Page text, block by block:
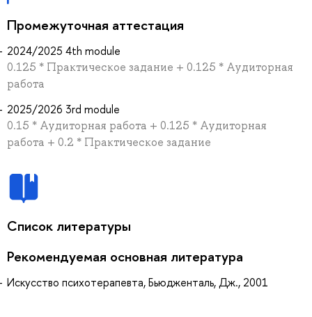
Промежуточная аттестация
2024/2025 4th module
0.125 * Практическое задание + 0.125 * Аудиторная
работа
2025/2026 3rd module
0.15 * Аудиторная работа + 0.125 * Аудиторная
работа + 0.2 * Практическое задание
Список литературы
Рекомендуемая основная литература
Искусство психотерапевта, Бьюдженталь, Дж., 2001